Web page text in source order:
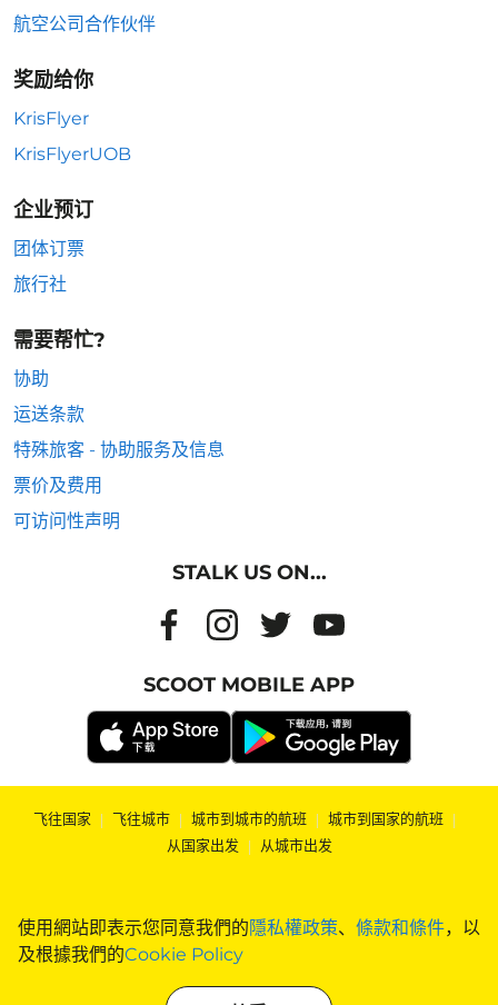
使用網站即表示您同意我們的隱私權政策、 條款和條件，以
及根據我們的Cookie Policy
航空公司合作伙伴
奖励给你
KrisFlyer
KrisFlyerUOB
企业预订
团体订票
旅行社
需要帮忙?
协助
运送条款
特殊旅客 - 协助服务及信息
票价及费用
可访问性声明
STALK US ON...
SCOOT MOBILE APP
飞往国家 | 飞往城市 | 城市到城市的航班 | 城市到国家的航班 |
从国家出发 | 从城市出发